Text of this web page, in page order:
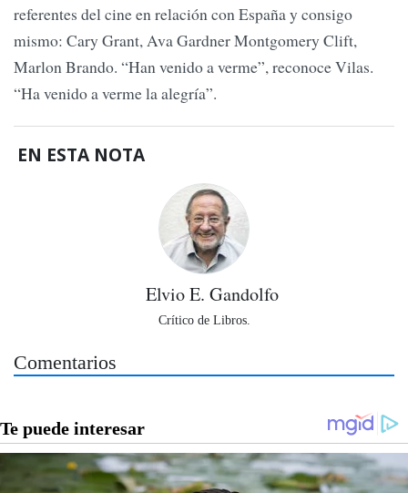
referentes del cine en relación con España y consigo
mismo: Cary Grant, Ava Gardner Montgomery Clift,
Marlon Brando. “Han venido a verme”, reconoce Vilas.
“Ha venido a verme la alegría”.
EN ESTA NOTA
Elvio E. Gandolfo
Crítico de Libros.
Comentarios